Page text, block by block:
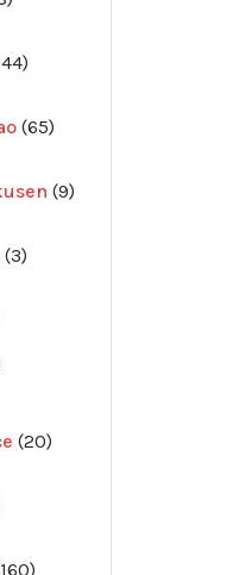
produkter
produkter
65
produkter
9
produkter
3
produkter
20
produkter
160